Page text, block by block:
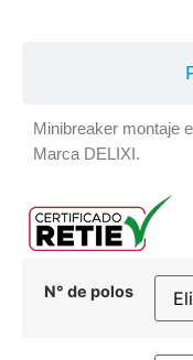
Minibreaker montaje
Marca DELIXI.
N° de polos